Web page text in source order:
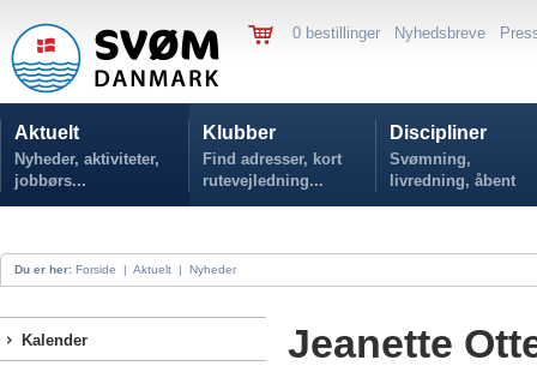
0 bestillinger Nyhedsbreve
Aktuelt
Nyheder, aktiviteter,
jobbørs...
Klubber
Find adresser, kort
rutevejledning...
Discipliner
Svømning,
livredning, åbent
vand...
Du er her: Forside | Aktuelt | Nyheder
Kalender
Jeanette